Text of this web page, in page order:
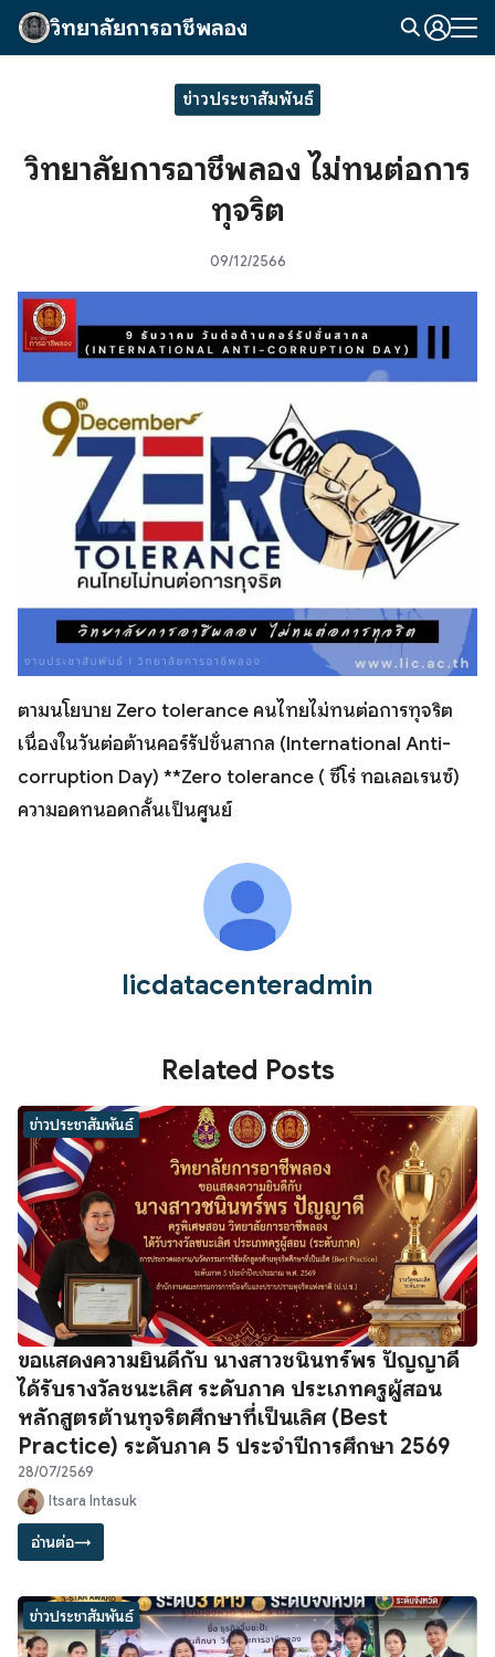
Skip
วิทยาลัยการอาชีพลอง
ข่าวประชาสัมพันธ์
วิทยาลัยการอาชีพลอง ไม่ทนต่อการ
ทุจริต
09/12/2566
ตามนโยบาย Zero tolerance คนไทยไม่ทนต่อการทุจริต
เนื่องในวันต่อต้านคอร์รัปชั่นสากล (International Anti-
corruption Day) **Zero tolerance ( ซีโร่ ทอเลอเรนซ์)
ความอดทนอดกลั้นเป็นศูนย์
licdatacenteradmin
Related Posts
ข่าวประชาสัมพันธ์
ขอแสดงความยินดีกับ นางสาวชนินทร์พร ปัญญาดี
ได้รับรางวัลชนะเลิศ ระดับภาค ประเภทครูผู้สอน
หลักสูตรต้านทุจริตศึกษาที่เป็นเลิศ (Best
Practice) ระดับภาค 5 ประจำปีการศึกษา 2569
28/07/2569
Itsara Intasuk
อ่านต่อ→
ข่าวประชาสัมพันธ์